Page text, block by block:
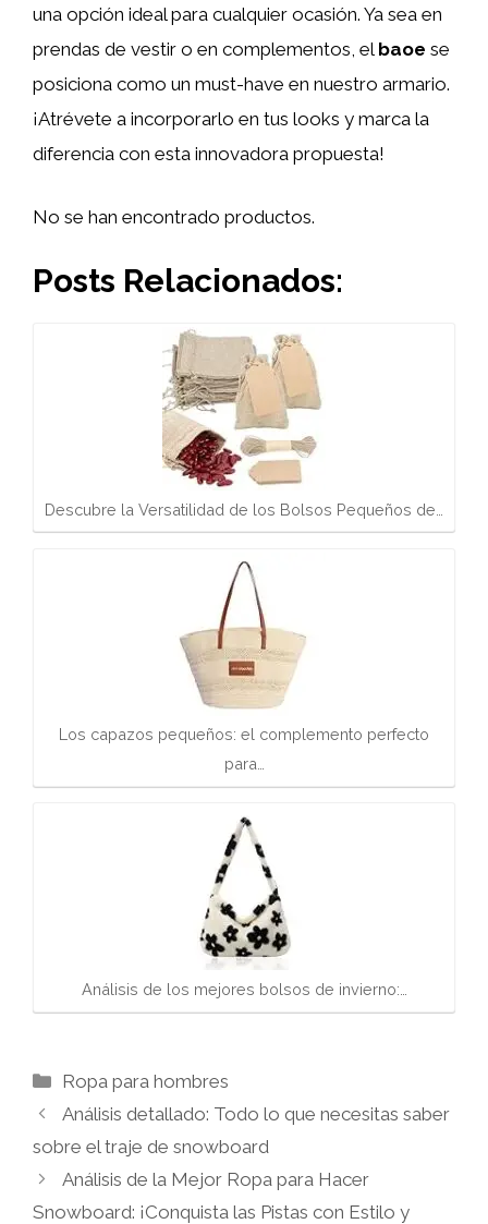
una opción ideal para cualquier ocasión. Ya sea en
prendas de vestir o en complementos, el baoe se
posiciona como un must-have en nuestro armario.
¡Atrévete a incorporarlo en tus looks y marca la
diferencia con esta innovadora propuesta!
No se han encontrado productos.
Posts Relacionados:
Descubre la Versatilidad de los Bolsos Pequeños de…
Los capazos pequeños: el complemento perfecto
para…
Análisis de los mejores bolsos de invierno:…
Categorías
Ropa para hombres
Análisis detallado: Todo lo que necesitas saber
sobre el traje de snowboard
Análisis de la Mejor Ropa para Hacer
Snowboard: ¡Conquista las Pistas con Estilo y